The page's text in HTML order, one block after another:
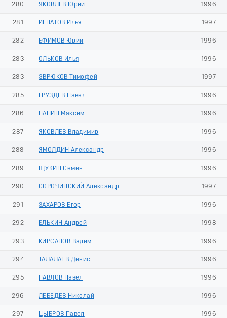
280 ЯКОВЛЕВ Юрий 1996
281 ИГНАТОВ Илья 1997
282 ЕФИМОВ Юрий 1996
283 ОЛЬКОВ Илья 1996
283 ЭВРЮКОВ Тимофей 1997
285 ГРУЗДЕВ Павел 1996
286 ПАНИН Максим 1996
287 ЯКОВЛЕВ Владимир 1996
288 ЯМОЛДИН Александр 1996
289 ЩУКИН Семен 1996
290 СОРОЧИНСКИЙ Александр 1997
291 ЗАХАРОВ Егор 1996
292 ЕЛЬКИН Андрей 1998
293 КИРСАНОВ Вадим 1996
294 ТАЛАЛАЕВ Денис 1996
295 ПАВЛОВ Павел 1996
296 ЛЕБЕДЕВ Николай 1996
297 ЦЫБРОВ Павел 1996